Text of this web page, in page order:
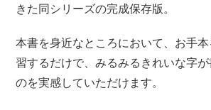
きた同シリーズの完成保存版。
本書を身近なところにおいて、お手
習するだけで、みるみるきれいな字
のを実感していただけます。